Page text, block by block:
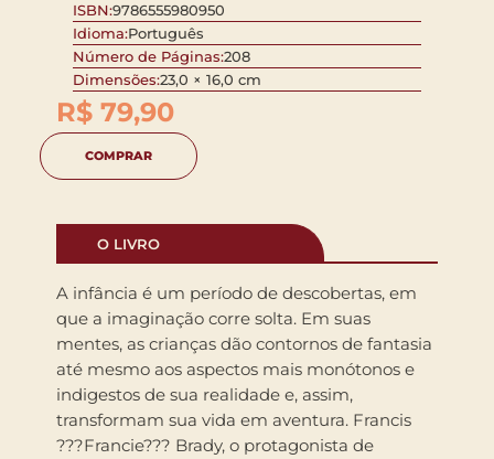
ISBN:9786555980950
Idioma:Português
Número de Páginas:208
Dimensões:23,0 × 16,0 cm
R$ 79,90
COMPRAR
O LIVRO
A infância é um período de descobertas, em
que a imaginação corre solta. Em suas
mentes, as crianças dão contornos de fantasia
até mesmo aos aspectos mais monótonos e
indigestos de sua realidade e, assim,
transformam sua vida em aventura. Francis
???Francie??? Brady, o protagonista de